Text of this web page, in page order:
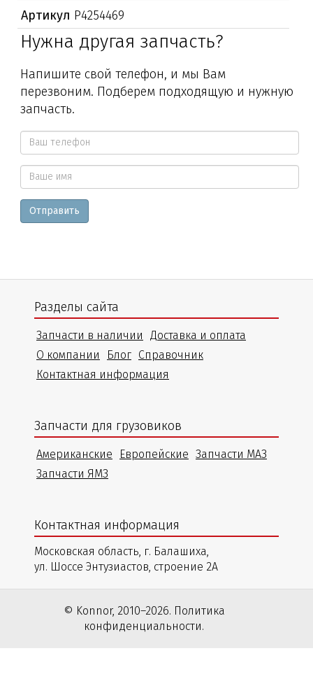
Артикул Р4254469
Нужна другая запчасть?
Напишите свой телефон, и мы Вам
перезвоним. Подберем подходящую и нужную
запчасть.
Ваш
телефон
*
Ваше
имя
Отправить
Разделы сайта
Запчасти в наличии
Доставка и оплата
О компании
Блог Справочник
Контактная информация
Запчасти для грузовиков
Американские Европейские Запчасти МАЗ
Запчасти ЯМЗ
Контактная информация
Московская область, г. Балашиха,
ул. Шоссе Энтузиастов, строение 2А
© Konnor, 2010–2026. Политика
конфиденциальности.